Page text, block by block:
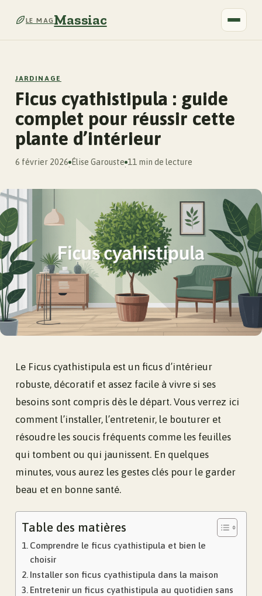
LE MAGMassiac
JARDINAGE
Ficus cyathistipula : guide
complet pour réussir cette
plante d’intérieur
6 février 2026
·
Élise Garouste
·
11 min de lecture
Le Ficus cyathistipula est un ficus d’intérieur
robuste, décoratif et assez facile à vivre si ses
besoins sont compris dès le départ. Vous verrez ici
comment l’installer, l’entretenir, le bouturer et
résoudre les soucis fréquents comme les feuilles
qui tombent ou qui jaunissent. En quelques
minutes, vous aurez les gestes clés pour le garder
beau et en bonne santé.
Table des matières
Comprendre le ficus cyathistipula et bien le
choisir
Installer son ficus cyathistipula dans la maison
Entretenir un ficus cyathistipula au quotidien sans